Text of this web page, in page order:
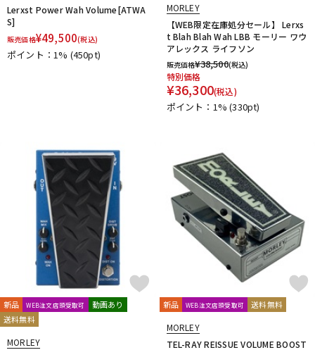
アンプ
DJ機器
レコーディング機器
配信/ライブ機器 楽器アクセサリ
中古 ヴィンテージ
Lerxst Power Wah Volume[ATWA
S]
販売価格¥49,500(税込)
ポイント：1% (450pt)
MORLEY
【WEB限定在庫処分セール】 Lerxs
t Blah Blah Wah LBB モーリー ワウ
アレックス ライフソン
販売価格¥38,500(税込)
特別価格
¥36,300(税込)
ポイント：1%(330pt)
新品 WEB注文店頭受取可
動画あり
送料無料
MORLEY
新品 WEB注文店頭受取可 送料無料
MORLEY
TEL-RAY REISSUE VOLUME BOOST